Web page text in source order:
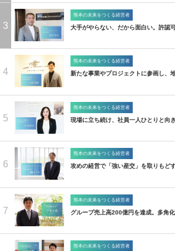
3
熊本の未来をつくる経営者
大手がやらない、だから面白い。許認
4
熊本の未来をつくる経営者
新たな事業やプロジェクトに参画し、
5
熊本の未来をつくる経営者
現場に立ち続け、社員一人ひとりと向
6
熊本の未来をつくる経営者
攻めの経営で「強い産交」を取りもど
7
熊本の未来をつくる経営者
グループ売上高200億円を達成。多角
熊本の未来をつくる経営者